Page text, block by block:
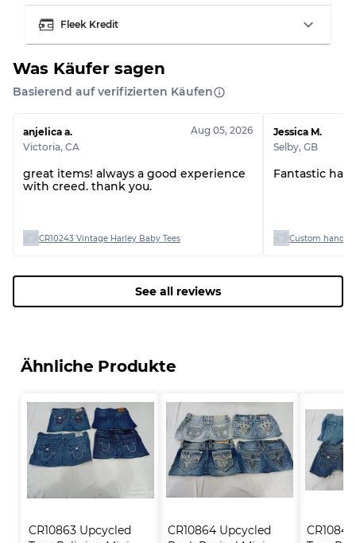
Note BC
60% B, 40% C
Note ABC
30% A, 40% B, 30% C
Fleek Kredit
Was Käufer sagen
Basierend auf verifizierten Käufen
anjelica a.
Victoria, CA
Aug 05, 2026
great items! always a good experience
with creed. thank you.
CR10243 Vintage Harley Baby Tees
Jessica M.
Selby, GB
Fantastic
Custom
See all reviews
Ähnliche Produkte
CR10863 Upcycled
CR10864 Upcycled